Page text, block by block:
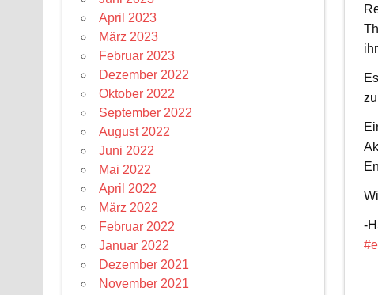
-
April 2023
März 2023
Februar 2023
Dezember 2022
Oktober 2022
September 2022
August 2022
Juni 2022
Mai 2022
April 2022
März 2022
Februar 2022
Januar 2022
Dezember 2021
November 2021